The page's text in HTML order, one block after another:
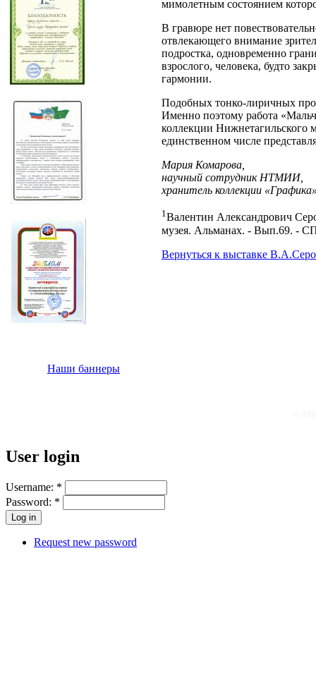
Наши баннеры
мимолетным состоянием
В гравюре нет
отвлекающего внимание
подростка, одновременно
взрослого, человека, будто
гармонии.
Подобных тонко-лиричных
Именно поэтому работа
коллекции Нижнетагильского
единственном числе
Мария Комарова,
научный сотрудник НТМИИ,
хранитель коллекции
1Валентин Александрович
музея. Альманах. - Вып.69. -
Вернуться к выставке
User login
Username: *
Password: *
Request new password